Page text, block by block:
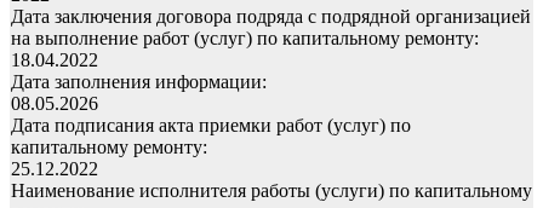
Дата заключения договора подряда с подрядной организацией
на выполнение работ (услуг) по капитальному ремонту:
18.04.2022
Дата заполнения информации:
08.05.2026
Дата подписания акта приемки работ (услуг) по
капитальному ремонту:
25.12.2022
Наименование исполнителя работы (услуги) по капитальному